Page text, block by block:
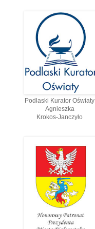
Podlaski Kurator Oświaty
Agnieszka
Krokos-Janczyło